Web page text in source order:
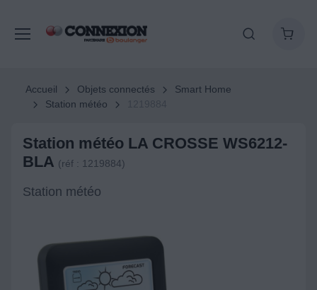
Accueil Objets connectés
Smart Home
Station météo
Station météo LA CROSSE WS6212-
BLA (réf : 1219884)
Station météo